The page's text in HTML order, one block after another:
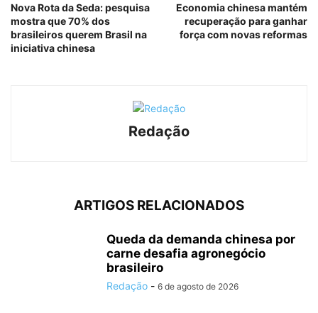
Nova Rota da Seda: pesquisa
mostra que 70% dos
brasileiros querem Brasil na
iniciativa chinesa
Economia chinesa mantém
recuperação para ganhar
força com novas reformas
Redação
ARTIGOS RELACIONADOS
Queda da demanda chinesa por
carne desafia agronegócio
brasileiro
Redação - 6 de agosto de 2026